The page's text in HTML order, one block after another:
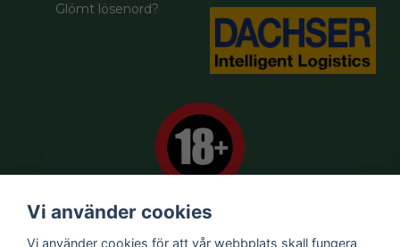
Glömt lösenord?
Vi använder cookies
Vi använder cookies för att vår webbplats skall fungera